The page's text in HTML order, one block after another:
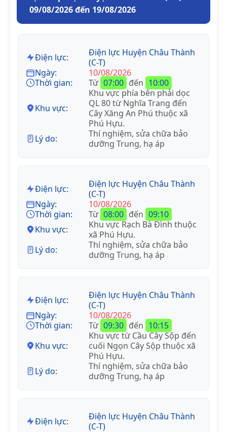
09/08/2026 đến 19/08/2026
Điện lực:
Điện lực Huyện Châu Thành
(C-T)
Ngày:
10/08/2026
Thời gian:
Từ 07:00 đến 10:00
Khu vực:
Khu vực phía bên phải dọc
QL 80 từ Nghĩa Trang đến
Cây Xăng An Phú thuộc xã
Phú Hựu.
Lý do:
Thí nghiệm, sửa chữa bảo
dưỡng Trung, hạ áp
Điện lực:
Điện lực Huyện Châu Thành
(C-T)
Ngày:
10/08/2026
Thời gian:
Từ 08:00 đến 09:10
Khu vực:
Khu vực Rạch Bà Đình thuộc
xã Phú Hựu.
Lý do:
Thí nghiệm, sửa chữa bảo
dưỡng Trung, hạ áp
Điện lực:
Điện lực Huyện Châu Thành
(C-T)
Ngày:
10/08/2026
Thời gian:
Từ 09:30 đến 10:15
Khu vực:
Khu vực từ Cầu Cây Sộp đến
cuối Ngọn Cây Sộp thuộc xã
Phú Hựu.
Lý do:
Thí nghiệm, sửa chữa bảo
dưỡng Trung, hạ áp
Điện lực:
Điện lực Huyện Châu Thành
(C-T)